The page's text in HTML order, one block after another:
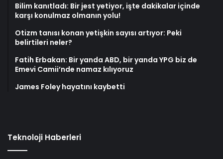
Bilim kanıtladı: Bir jest yetiyor, işte dakikalar içinde
karşı konulmaz olmanın yolu!
Otizm tanısı konan yetişkin sayısı artıyor: Peki
belirtileri neler?
Fatih Erbakan: Bir yanda ABD, bir yanda YPG biz de
Emevi Camii’nde namaz kılıyoruz
James Foley hayatını kaybetti
Teknoloji Haberleri